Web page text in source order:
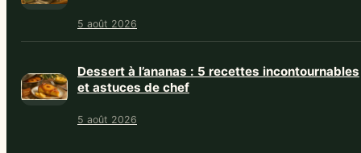
5 août 2026
Dessert à l’ananas : 5 recettes incontournables
et astuces de chef
5 août 2026